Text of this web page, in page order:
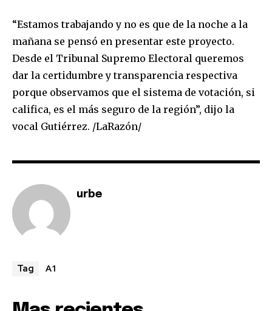
“Estamos trabajando y no es que de la noche a la
mañana se pensó en presentar este proyecto.
Desde el Tribunal Supremo Electoral queremos
dar la certidumbre y transparencia respectiva
porque observamos que el sistema de votación, si
califica, es el más seguro de la región”, dijo la
vocal Gutiérrez. /LaRazón/
urbe
Tag A1